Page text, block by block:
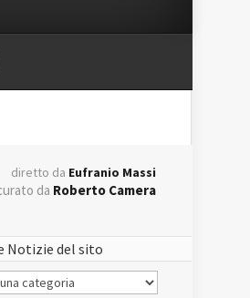
diretto da Eufranio Massi
da Roberto Camera
Notizie del sito